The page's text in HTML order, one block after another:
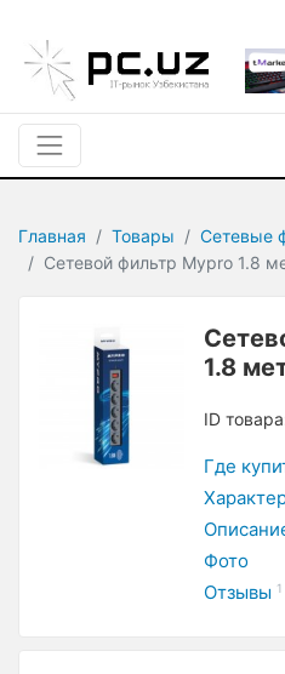
Главная Товары
Сетевые
Сетевой фильтр Mypro 1.8
1.8
ID
Где
Фото
Отзывы 1